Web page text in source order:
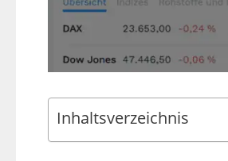
Inhaltsverzeichnis